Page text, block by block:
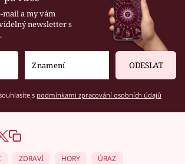
mail a my vám
newsletter s
ODESLAT
s podmínkami zpracování osobních údajů
ZDRAVÍ HORY
ÚRAZ